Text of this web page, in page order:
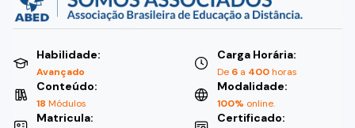
Habilidade:
Avançado
Carga Horária:
De 6 a 400horas
Conteúdo:
18 Módulos
Modalidade:
100% online.
Matricula: Certificado: